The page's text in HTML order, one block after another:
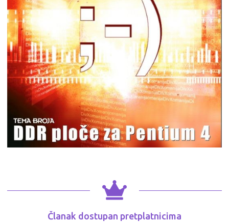
Članak dostupan pretplatnicima